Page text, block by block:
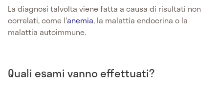
La diagnosi talvolta viene fatta a causa di risultati non
correlati, come l'anemia, la malattia endocrina o la
malattia autoimmune.
Quali esami vanno effettuati?